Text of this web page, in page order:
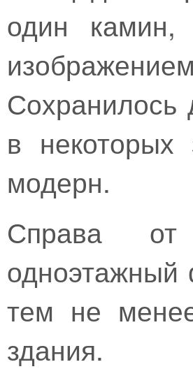
один камин,
Сохранилось
в некоторых
модерн.
Справа от
одноэтажный
тем не
здания.